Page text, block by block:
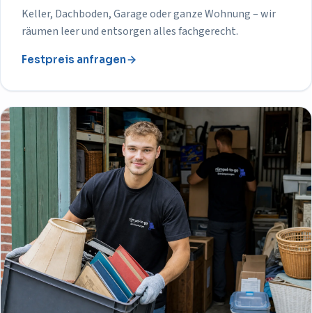
Keller, Dachboden, Garage oder ganze Wohnung – wir
räumen leer und entsorgen alles fachgerecht.
Festpreis anfragen